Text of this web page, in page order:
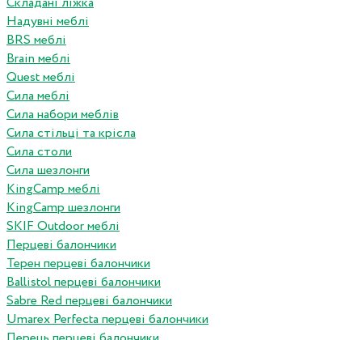
Надувні меблі
BRS меблі
Brain меблі
Quest меблі
Сила меблі
Сила набори меблів
Сила стільці та крісла
Сила столи
Сила шезлонги
KingCamp меблі
KingCamp шезлонги
SKIF Outdoor меблі
Перцеві балончики
Терен перцеві балончики
Ballistol перцеві балончики
Sabre Red перцеві балончики
Umarex Perfecta перцеві балончики